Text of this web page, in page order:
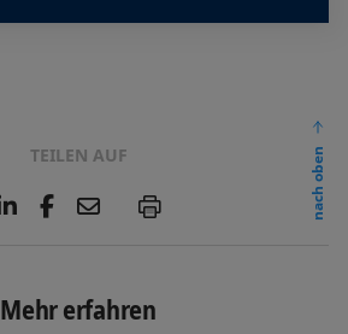
TEILEN AUF
L
e
d
F
o
E
l
P
nach oben
Mehr erfahren